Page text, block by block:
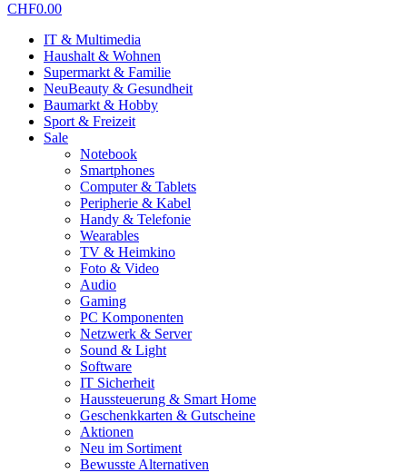
CHF0.00
IT & Multimedia
Haushalt & Wohnen
Supermarkt & Familie
NeuBeauty & Gesundheit
Baumarkt & Hobby
Sport & Freizeit
Sale
Notebook
Smartphones
Computer & Tablets
Peripherie & Kabel
Handy & Telefonie
Wearables
TV & Heimkino
Foto & Video
Audio
Gaming
PC Komponenten
Netzwerk & Server
Sound & Light
Software
IT Sicherheit
Haussteuerung & Smart Home
Geschenkkarten & Gutscheine
Aktionen
Neu im Sortiment
Bewusste Alternativen